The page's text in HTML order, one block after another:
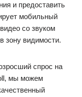
и предоставить
мобильный
со звуком
зону видимости.
спрос на
мы можем